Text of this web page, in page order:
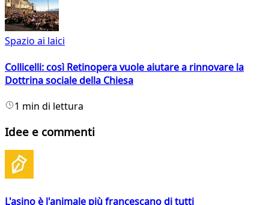
Spazio ai laici
Collicelli: così Retinopera vuole aiutare a rinnovare la
Dottrina sociale della Chiesa
1 min di lettura
Idee e commenti
L'asino è l'animale più francescano di tutti